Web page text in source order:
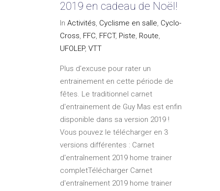
2019 en cadeau de Noël!
In Activités, Cyclisme en salle, Cyclo-
Cross, FFC, FFCT, Piste, Route,
UFOLEP, VTT
Plus d'excuse pour rater un
entrainement en cette période de
fêtes. Le traditionnel carnet
d'entrainement de Guy Mas est enfin
disponible dans sa version 2019 !
Vous pouvez le télécharger en 3
versions différentes : Carnet
d'entraînement 2019 home trainer
completTélécharger Carnet
d'entraînement 2019 home trainer